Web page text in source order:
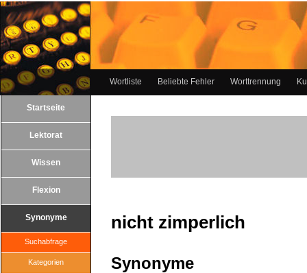
Wortliste Beliebte Fehler Worttrennung
Startseite
Lektorat
Wissen
Flexion
Synonyme
Suchabfrage
Kategorien
nicht zimperlich
Synonyme